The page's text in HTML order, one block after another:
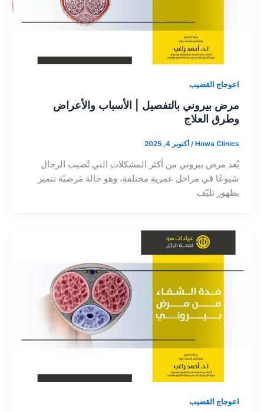
اعوجاج القضيب
مرض بيروني بالتفصيل | الأسباب والأعراض
وطرق العلاج
Howa Clinics
/ أكتوبر 4, 2025
يُعد مرض بيروني من أكثر المشكلات التي تُصيب الرجال
شيوعًا في مراحل عمرية مختلفة، وهو حالة مَرضيّة تتميز
بظهور تليّف
اعوجاج القضيب